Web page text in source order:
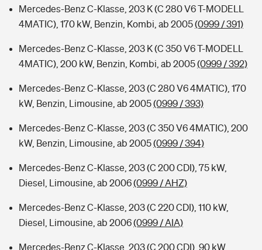
Mercedes-Benz C-Klasse, 203 K (C 280 V6 T-MODELL
4MATIC), 170 kW, Benzin, Kombi, ab 2005(0999 / 391)
Mercedes-Benz C-Klasse, 203 K (C 350 V6 T-MODELL
4MATIC), 200 kW, Benzin, Kombi, ab 2005(0999 / 392)
Mercedes-Benz C-Klasse, 203 (C 280 V6 4MATIC), 170
kW, Benzin, Limousine, ab 2005(0999 / 393)
Mercedes-Benz C-Klasse, 203 (C 350 V6 4MATIC), 200
kW, Benzin, Limousine, ab 2005(0999 / 394)
Mercedes-Benz C-Klasse, 203 (C 200 CDI), 75 kW,
Diesel, Limousine, ab 2006(0999 / AHZ)
Mercedes-Benz C-Klasse, 203 (C 220 CDI), 110 kW,
Diesel, Limousine, ab 2006(0999 / AIA)
Mercedes-Benz C-Klasse, 203 (C 200 CDI), 90 kW,